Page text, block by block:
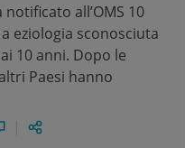
all’OMS 10
eziologia sconosciuta
10 anni. Dopo le
Paesi hanno